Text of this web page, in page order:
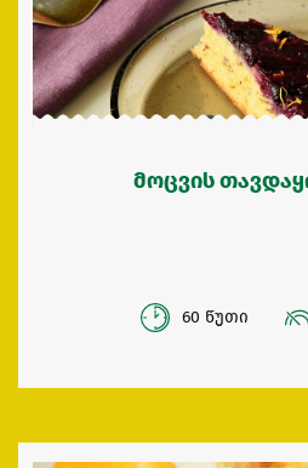
მოცვის
60 წუთი